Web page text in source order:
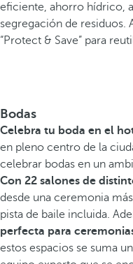
eficiente, ahorro hídrico,
segregación de residuos.
“Protect & Save” para
Bodas
Celebra tu boda en el
en pleno centro de la
celebrar bodas en un
Con 22 salones de
desde una ceremonia
pista de baile incluida.
perfecta para
estos espacios se suma